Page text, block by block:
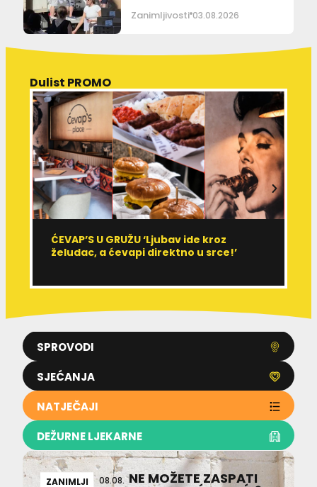
Zanimljivosti 03.08.2026
SPROVODI
SJEĆANJA
NATJEČAJI
DEŽURNE LJEKARNE
Dulist PROMO
ĆEVAP’S U GRUŽU ‘Ljubav ide kroz
želudac, a ćevapi direktno u srce!’
ZANIMLJI 08.08. NE MOŽETE ZASPATI